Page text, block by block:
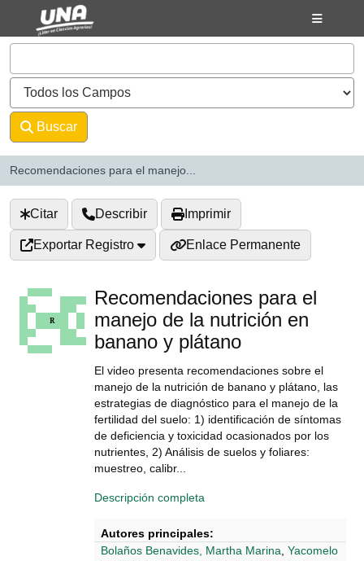
Saltar al contenido
VuFind
Buscar
Recomendaciones para el manejo...
Citar Describir Imprimir
Exportar Registro Enlace Permanente
Recomendaciones para el
manejo de la nutrición en
banano y plátano
El video presenta recomendaciones sobre el
manejo de la nutrición de banano y plátano, las
estrategias de diagnóstico para el manejo de la
fertilidad del suelo: 1) identificación de síntomas
de deficiencia y toxicidad ocasionados por los
nutrientes, 2) Análisis de suelos y foliares:
muestreo, calibr...
Descripción completa
Autores principales:
Bolaños Benavides, Martha Marina Yacomelo